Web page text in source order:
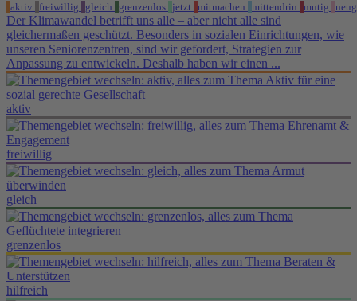
aktiv
freiwillig gleich grenzenlos jetzt mitmachen mittendrin mutig
Der Klimawandel betrifft uns alle – aber nicht alle sind
gleichermaßen geschützt. Besonders in sozialen Einrichtungen, wie
unseren Seniorenzentren, sind wir gefordert, Strategien zur
Anpassung zu entwickeln. Deshalb haben wir einen ...
aktiv
freiwillig
gleich
grenzenlos
hilfreich